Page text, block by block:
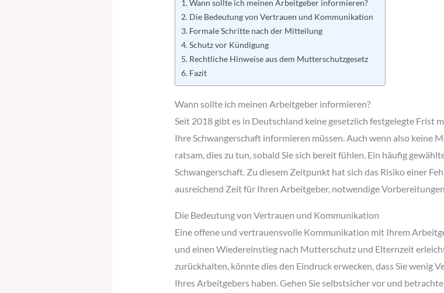
Wann sollte ich meinen Arbeitgeber informieren?
Die Bedeutung von Vertrauen und Kommunikation
Formale Schritte nach der Mitteilung
Schutz vor Kündigung
Rechtliche Hinweise aus dem Mutterschutzgesetz
Fazit
Wann sollte ich meinen Arbeitgeber informieren?
Seit 2018 gibt es in Deutschland keine gesetzlich festgelegte Frist
Ihre Schwangerschaft informieren müssen. Auch wenn also keine
ratsam, dies zu tun, sobald Sie sich bereit fühlen. Ein häufig
Schwangerschaft. Zu diesem Zeitpunkt hat sich das Risiko einer
ausreichend Zeit für Ihren Arbeitgeber, notwendige
Die Bedeutung von Vertrauen und Kommunikation
Eine offene und vertrauensvolle Kommunikation mit Ihrem
und einen Wiedereinstieg nach Mutterschutz und Elternzeit
zurückhalten, könnte dies den Eindruck erwecken, dass Sie wenig
Ihres Arbeitgebers haben. Gehen Sie selbstsicher vor und